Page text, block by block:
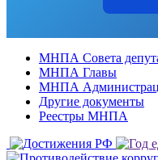
МНПА Совета
МНПА Главы
МНПА
Другие документы
Реестры МНПА